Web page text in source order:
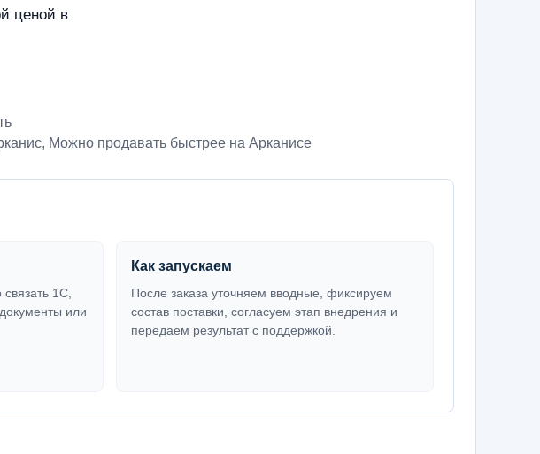
ценой в
, Можно продавать быстрее на Арканисе
1С,
или
Как запускаем
После заказа уточняем вводные, фиксируем
состав поставки, согласуем этап внедрения и
передаем результат с поддержкой.